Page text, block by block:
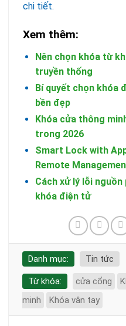
chi tiết.
Xem thêm:
Nên chọn khóa từ
truyền thống
Bí quyết chọn khóa
bền đẹp
Khóa cửa thông
trong 2026
Smart Lock with
Remote
Cách xử lý lỗi
khóa điện tử
Danh mục: Tin tức
Từ khóa: cửa cổng
minh
Khóa vân tay